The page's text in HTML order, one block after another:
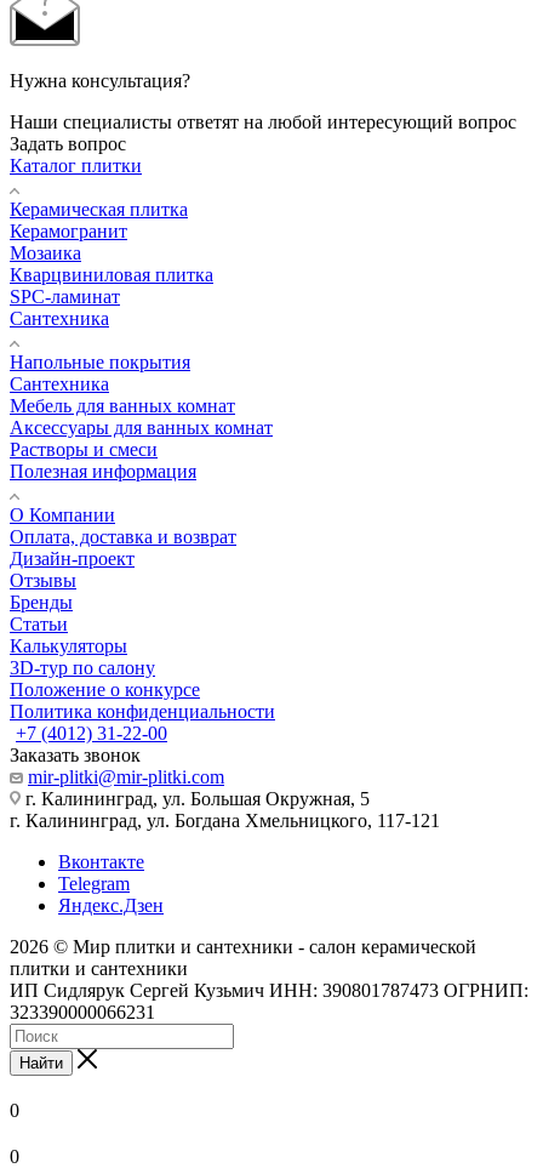
Нужна консультация?
Наши специалисты ответят на любой интересующий вопрос
Задать вопрос
Каталог плитки
Керамическая плитка
Керамогранит
Мозаика
Кварцвиниловая плитка
SPC-ламинат
Сантехника
Напольные покрытия
Сантехника
Мебель для ванных комнат
Аксессуары для ванных комнат
Растворы и смеси
Полезная информация
О Компании
Оплата, доставка и возврат
Дизайн-проект
Отзывы
Бренды
Статьи
Калькуляторы
3D-тур по салону
Положение о конкурсе
Политика конфиденциальности
+7 (4012) 31-22-00
Заказать звонок
mir-plitki@mir-plitki.com
г. Калининград, ул. Большая Окружная, 5
г. Калининград, ул. Богдана Хмельницкого, 117-121
Вконтакте
Telegram
Яндекс.Дзен
2026 © Мир плитки и сантехники - салон керамической
плитки и сантехники
ИП Сидлярук Сергей Кузьмич ИНН: 390801787473 ОГРНИП:
323390000066231
Найти
0
0